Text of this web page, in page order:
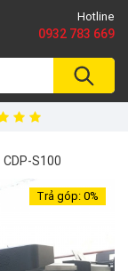
Hotline
0932 783 669
CDP-S100
Trả góp:0%